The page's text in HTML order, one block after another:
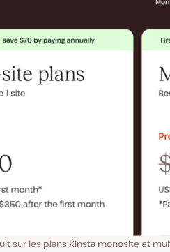
sur les plans Kinsta monosite et